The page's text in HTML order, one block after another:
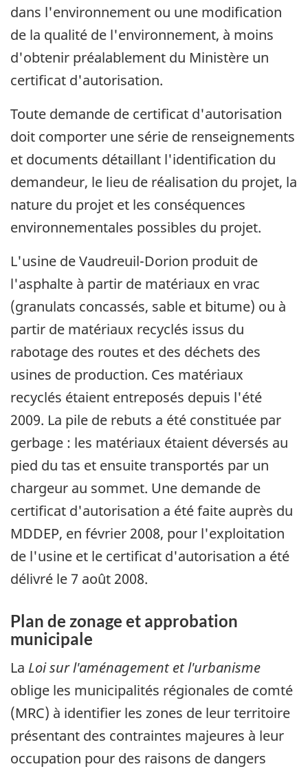
dans l'environnement ou une modification
de la qualité de l'environnement, à moins
d'obtenir préalablement du Ministère un
certificat d'autorisation.
Toute demande de certificat d'autorisation
doit comporter une série de renseignements
et documents détaillant l'identification du
demandeur, le lieu de réalisation du projet, la
nature du projet et les conséquences
environnementales possibles du projet.
L'usine de Vaudreuil-Dorion produit de
l'asphalte à partir de matériaux en vrac
(granulats concassés, sable et bitume) ou à
partir de matériaux recyclés issus du
rabotage des routes et des déchets des
usines de production. Ces matériaux
recyclés étaient entreposés depuis l'été
2009. La pile de rebuts a été constituée par
gerbage : les matériaux étaient déversés au
pied du tas et ensuite transportés par un
chargeur au sommet. Une demande de
certificat d'autorisation a été faite auprès du
MDDEP, en février 2008, pour l'exploitation
de l'usine et le certificat d'autorisation a été
délivré le 7 août 2008.
Plan de zonage et approbation
municipale
La Loi sur l'aménagement et l'urbanisme
oblige les municipalités régionales de comté
(MRC) à identifier les zones de leur territoire
présentant des contraintes majeures à leur
occupation pour des raisons de dangers